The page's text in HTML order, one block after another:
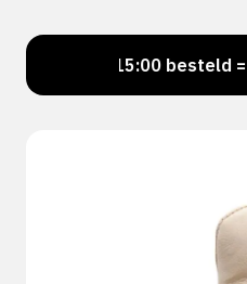
Voor 15:00 besteld =